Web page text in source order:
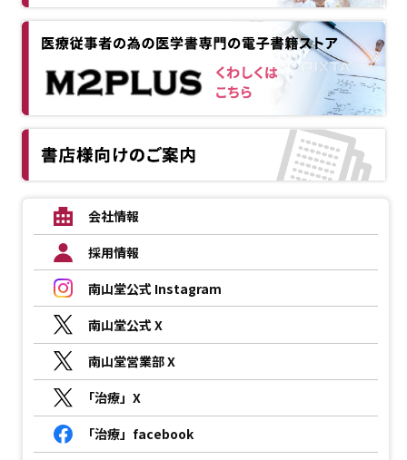
会社情報
採用情報
南山堂公式 Instagram
南山堂公式 X
南山堂営業部 X
「治療」X
「治療」facebook